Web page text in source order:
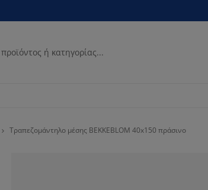
Τραπεζομάντηλο μέσης BEKKEBLOM 40x150 πράσινο